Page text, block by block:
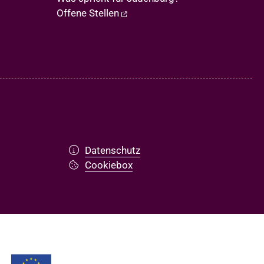
Offene Stellen
Datenschutz
Cookiebox